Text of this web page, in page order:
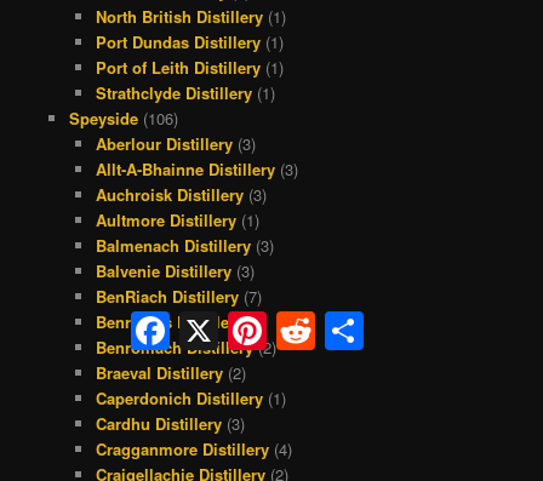
North British Distillery (1)
Port Dundas Distillery (1)
Port of Leith Distillery (1)
Strathclyde Distillery (1)
Speyside(106)
Aberlour Distillery (3)
Allt-A-Bhainne Distillery (3)
Auchroisk Distillery (3)
Aultmore Distillery (1)
Balmenach Distillery (3)
Balvenie Distillery (3)
BenRiach Distillery (7)
Benrinnes Distillery(1)
Benromach Distillery(2)
Braeval Distillery (2)
Caperdonich Distillery (1)
Cardhu Distillery (3)
Cragganmore Distillery (4)
Craigellachie Distillery (2)
Facebook
X PinterestReddit